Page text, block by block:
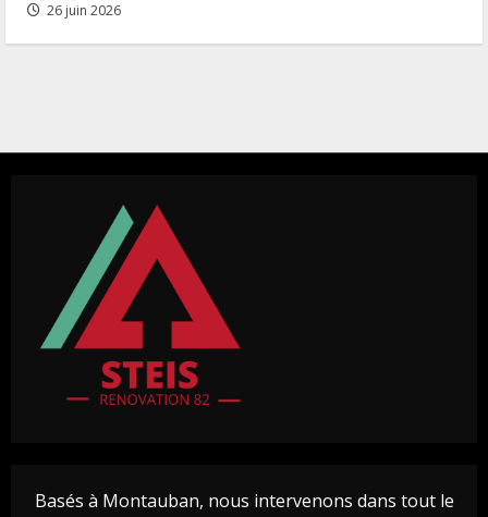
26 juin 2026
Basés à Montauban, nous intervenons dans tout le